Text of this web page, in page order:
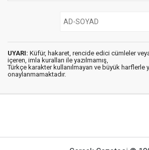
UYARI: Küfür, hakaret, rencide edici cümleler
içeren, imla kuralları ile yazılmamış,
Türkçe karakter kullanılmayan ve büyük harflerle
onaylanmamaktadır.